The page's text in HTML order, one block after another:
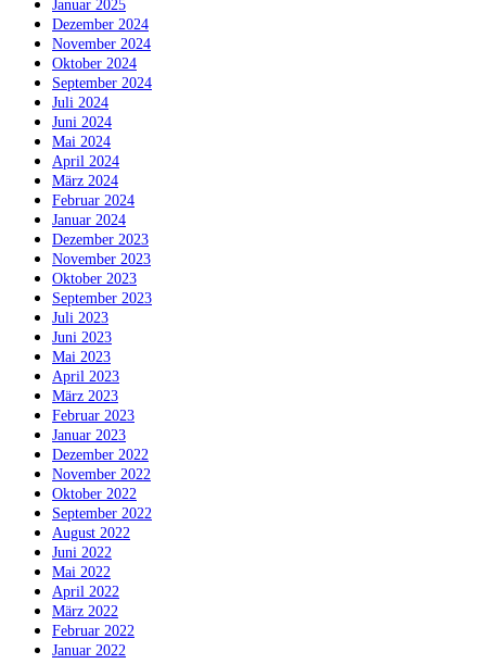
Januar 2025
Dezember 2024
November 2024
Oktober 2024
September 2024
Juli 2024
Juni 2024
Mai 2024
April 2024
März 2024
Februar 2024
Januar 2024
Dezember 2023
November 2023
Oktober 2023
September 2023
Juli 2023
Juni 2023
Mai 2023
April 2023
März 2023
Februar 2023
Januar 2023
Dezember 2022
November 2022
Oktober 2022
September 2022
August 2022
Juni 2022
Mai 2022
April 2022
März 2022
Februar 2022
Januar 2022